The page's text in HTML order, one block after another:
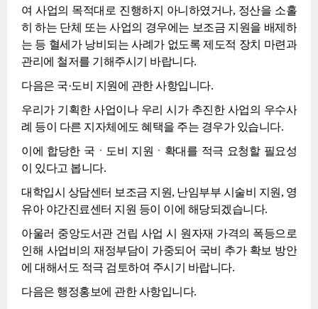
여 사업의 목적대로 진행하지 아니하였거나, 정산을 소홀
히 하는 단체 또는 사업의 경우에는 보조금 지원을 배제하
는 등 혈세가 낭비되는 사례가 없도록 제도적 장치 마련과
관리에 철저를 기해주시기 바랍니다.
다음은 국·도비 지원에 관한 사항입니다.
우리가 기획한 사업이나 우리 시가 추진한 사업의 우수사
례 등이 다른 지자체에도 혜택을 주는 경우가 있습니다.
이에 합당한 국ㆍ도비 지원ㆍ확대를 적극 요청할 필요성
이 있다고 봅니다.
대학입시 상담센터 보조금 지원, 난임부부 시술비 지원, 영
유아 야간진료센터 지원 등이 이에 해당되겠습니다.
아울러 중앙도서관 건립 사업 시 원자재 가격의 폭등으로
인해 사업비의 재정부담이 가중되어 국비 추가 확보 방안
에 대해서도 적극 검토하여 주시기 바랍니다.
다음은 행정홍보에 관한 사항입니다.